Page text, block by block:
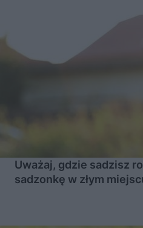
Uważaj, gdzie sadzisz
sadzonkę w złym